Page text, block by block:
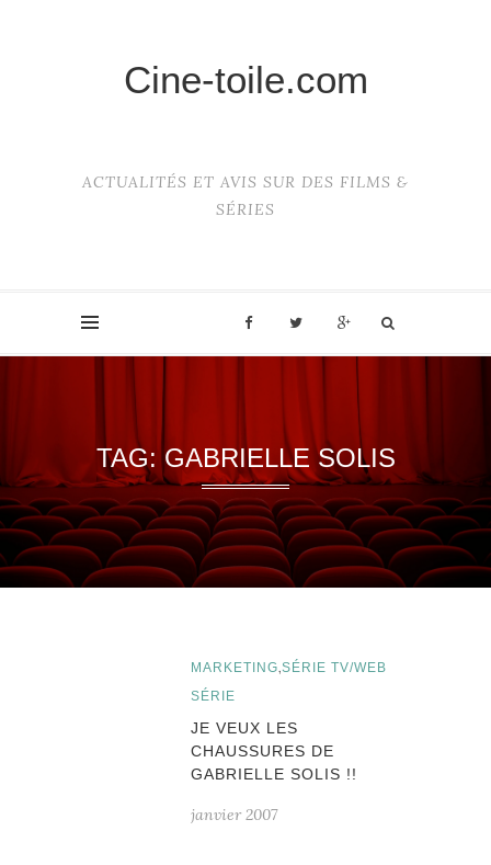
Cine-toile.com
ACTUALITÉS ET AVIS SUR DES FILMS &
SÉRIES
TAG: GABRIELLE SOLIS
MARKETING,SÉRIE TV/WEB
SÉRIE
JE VEUX LES
CHAUSSURES DE
GABRIELLE SOLIS !!
janvier 2007